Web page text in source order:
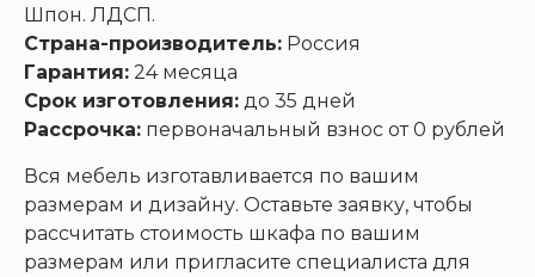
Шпон. ЛДСП.
Страна-производитель: Россия
Гарантия: 24 месяца
Срок изготовления: до 35 дней
Рассрочка: первоначальный взнос от 0 рублей
Вся мебель изготавливается по вашим
размерам и дизайну. Оставьте заявку, чтобы
рассчитать стоимость шкафа по вашим
размерам или пригласите специалиста для